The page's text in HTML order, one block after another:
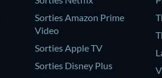
Sorties Amazon Prime
Video
Sorties Apple TV
Sorties Disney Plus